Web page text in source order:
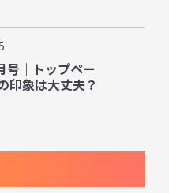
号｜トップペー
印象は大丈夫？